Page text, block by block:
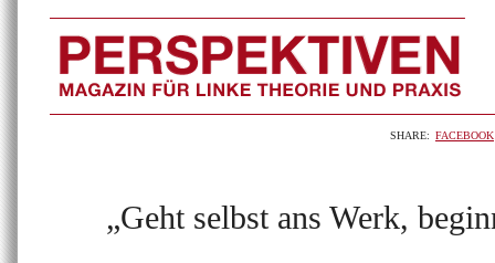
FACEBOOK
SHARE:
„Geht selbst ans Werk,